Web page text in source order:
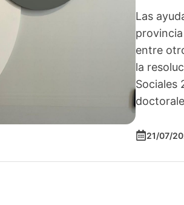
Las
entre
la
Sociales
21/07/